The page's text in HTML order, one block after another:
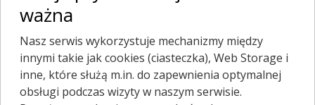
Nie znaleźliśmy żadnych lekarzy w promieniu25 km , dlatego
zwiększyliśmy promień wyszukiwania do
50 km
ważna
Nasz serwis wykorzystuje mechanizmy między
innymi takie jak cookies (ciasteczka), Web Storage i
inne, które służą m.in. do zapewnienia optymalnej
obsługi podczas wizyty w naszym serwisie.